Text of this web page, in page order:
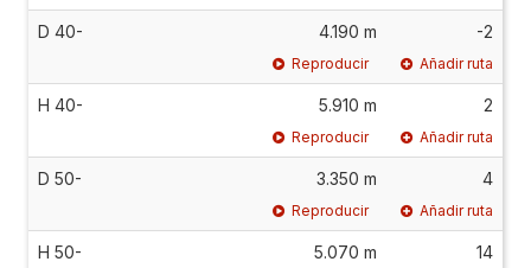
D 40- 4.190 m -2
Reproducir Añadir ruta
H 40- 5.910 m 2
Reproducir Añadir ruta
D 50- 3.350 m 4
Reproducir Añadir ruta
H 50- 5.070 m 14